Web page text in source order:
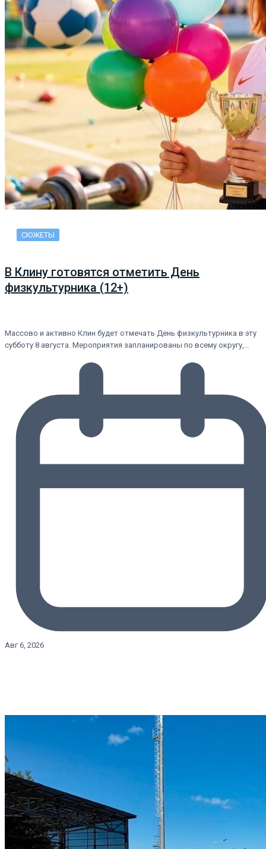
СЮЖЕТЫ
В Клину готовятся отметить День
физкультурника (12+)
Массово и активно Клин будет отмечать День физкультурника в эту
субботу 8 августа. Мероприятия запланированы по всему округу,…
Авг 6, 2026